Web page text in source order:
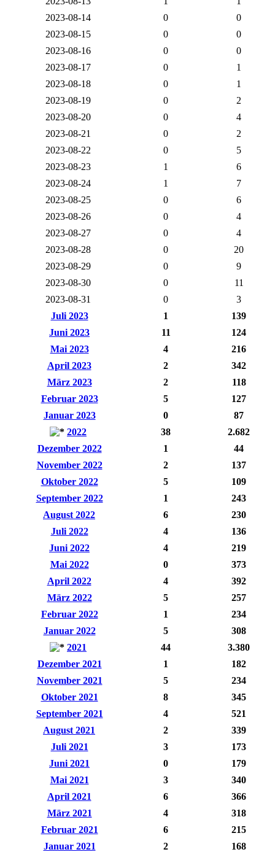
2023-08-14
0
0
2023-08-15
0
0
2023-08-16
0
0
2023-08-17
0
1
2023-08-18
0
1
2023-08-19
0
2
2023-08-20
0
4
2023-08-21
0
2
2023-08-22
0
5
2023-08-23
1
6
2023-08-24
1
7
2023-08-25
0
6
2023-08-26
0
4
2023-08-27
0
4
2023-08-28
0
20
2023-08-29
0
9
2023-08-30
0
11
2023-08-31
0
3
Juli 2023
1
139
Juni 2023
11
124
Mai 2023
4
216
April 2023
2
342
März 2023
2
118
Februar 2023
5
127
Januar 2023
0
87
2022
38
2.682
Dezember 2022
1
44
November 2022
2
137
Oktober 2022
5
109
September 2022
1
243
August 2022
6
230
Juli 2022
4
136
Juni 2022
4
219
Mai 2022
0
373
April 2022
4
392
März 2022
5
257
Februar 2022
1
234
Januar 2022
5
308
2021
44
3.380
Dezember 2021
1
182
November 2021
5
234
Oktober 2021
8
345
September 2021
4
521
August 2021
2
339
Juli 2021
3
173
Juni 2021
0
179
Mai 2021
3
340
April 2021
6
366
März 2021
4
318
Februar 2021
6
215
Januar 2021
2
168